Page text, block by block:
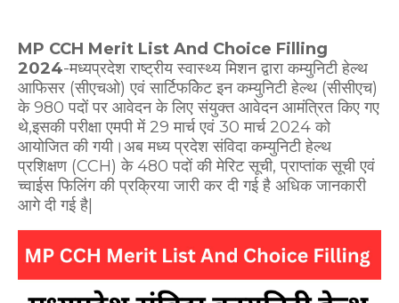
MP CCH Merit List And Choice Filling
2024-मध्यप्रदेश राष्ट्रीय स्वास्थ्य मिशन द्वारा कम्युनिटी हेल्थ
आफिसर (सीएचओ) एवं सार्टिफकिेट इन कम्युनिटी हेल्थ (सीसीएच)
के 980 पदों पर आवेदन के लिए संयुक्त आवेदन आमंत्रित किए गए
थे,इसकी परीक्षा एमपी में 29 मार्च एवं 30 मार्च 2024 को
आयोजित की गयी।अब मध्य प्रदेश संविदा कम्युनिटी हेल्थ
प्रशिक्षण (CCH) के 480 पदों की मेरिट सूची, प्राप्तांक सूची एवं
च्वाईस फिलिंग की प्रक्रिया जारी कर दी गई है अधिक जानकारी
आगे दी गई है|